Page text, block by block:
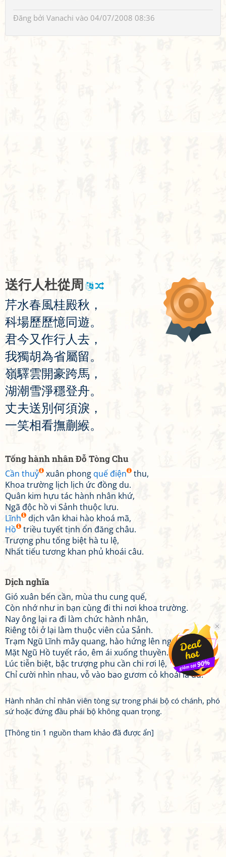
Đăng bởi Vanachi vào 04/07/2008 08:36
送行人杜從周
芹水春風桂殿秋 ，
科場歷歷憶同遊。
君今又作行人去 ，
我獨胡為省屬留。
嶺驛雲開豪跨馬 ，
湖潮雪淨穩登舟。
丈夫送別 何須淚 ，
一笑相看撫蒯緱。
Tống hành nhân Đỗ Tòng Chu
Cần thuỷ xuân phongquế điện
thu,
Khoa trường lịch lịch ức đồng du.
Quân kim hựu tác hành nhân khứ,
Ngã độc hồ vi Sảnh thuộc lưu.
Lĩnh
dịch vân khai hào khoá mã,
Hồ
triều tuyết tịnh ổn đăng châu.
Trượng phu tống biệt hà tu lệ,
Nhất tiếu tương khan phủ khoái câu.
Dịch nghĩa
Gió xuân bến cần, mùa thu cung quế,
Còn nhớ như in bạn cùng đi thi nơi khoa trường.
Nay ông lại ra đi làm chức hành nhân,
Riêng tôi ở lại làm thuộc viên của Sảnh.
Trạm Ngũ Lĩnh mây quang, hào hứng lên ngựa,
Mặt Ngũ Hồ tuyết ráo, êm ái xuống thuyền.
Lúc tiễn biệt, bậc trượng phu cần chi rơi lệ,
Chỉ cười nhìn nhau, vỗ vào bao gươm cỏ khoái là đủ.
Hành nhân chỉ nhân viên tòng sự trong phái bộ có chánh, phó
sứ hoặc đứng đầu phái bộ không quan trọng.
[Thông tin 1 nguồn tham khảo đã được ẩn]